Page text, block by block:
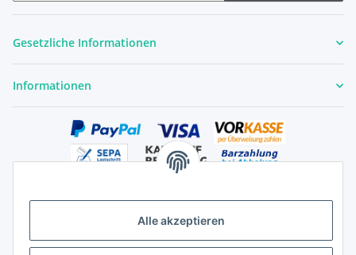
Alle akzeptieren
Gesetzliche Informationen
Informationen